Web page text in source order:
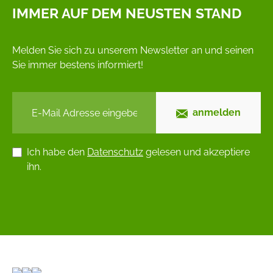
IMMER AUF DEM NEUSTEN STAND
Melden Sie sich zu unserem Newsletter an und seinen
Sie immer bestens informiert!
anmelden
Ich habe den Datenschutz gelesen und akzeptiere
ihn.